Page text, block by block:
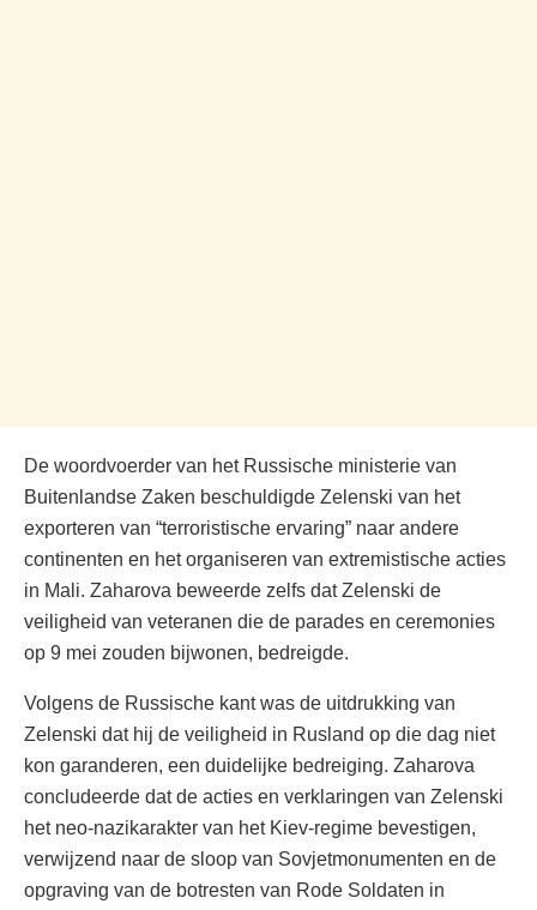
De woordvoerder van het Russische ministerie van
Buitenlandse Zaken beschuldigde Zelenski van het
exporteren van “terroristische ervaring” naar andere
continenten en het organiseren van extremistische acties
in Mali. Zaharova beweerde zelfs dat Zelenski de
veiligheid van veteranen die de parades en ceremonies
op 9 mei zouden bijwonen, bedreigde.
Volgens de Russische kant was de uitdrukking van
Zelenski dat hij de veiligheid in Rusland op die dag niet
kon garanderen, een duidelijke bedreiging. Zaharova
concludeerde dat de acties en verklaringen van Zelenski
het neo-nazikarakter van het Kiev-regime bevestigen,
verwijzend naar de sloop van Sovjetmonumenten en de
opgraving van de botresten van Rode Soldaten in